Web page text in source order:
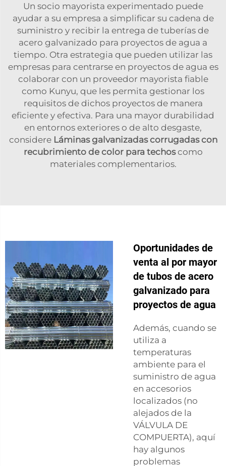
Un socio mayorista experimentado puede
ayudar a su empresa a simplificar su cadena de
suministro y recibir la entrega de tuberías de
acero galvanizado para proyectos de agua a
tiempo. Otra estrategia que pueden utilizar las
empresas para centrarse en proyectos de agua es
colaborar con un proveedor mayorista fiable
como Kunyu, que les permita gestionar los
requisitos de dichos proyectos de manera
eficiente y efectiva. Para una mayor durabilidad
en entornos exteriores o de alto desgaste,
considere Láminas galvanizadas corrugadas con
recubrimiento de color para techoscomo
materiales complementarios.
Oportunidades de
venta al por mayor
de tubos de acero
galvanizado para
proyectos de agua
Además, cuando se
utiliza a
temperaturas
ambiente para el
suministro de agua
en accesorios
localizados (no
alejados de la
VÁLVULA DE
COMPUERTA), aquí
hay algunos
problemas